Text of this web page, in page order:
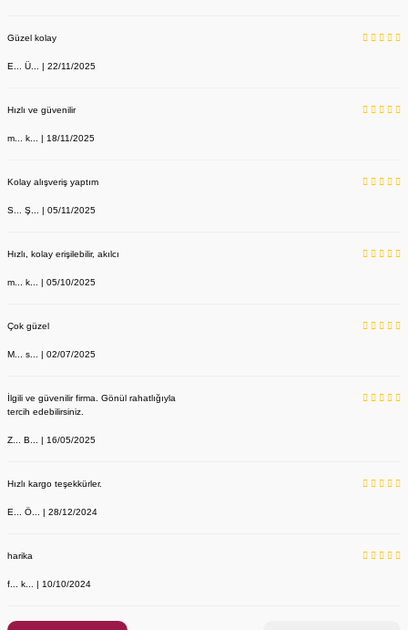
YENİ ÜRÜN
Labor Medikal Tekstil
199,00 TL
Güzel kolay
E... Ü... | 22/11/2025
Hızlı ve güvenilir
m... k... | 18/11/2025
Kolay alışveriş yaptım
S... Ş... | 05/11/2025
Hızlı, kolay erişilebilir, akılcı
m... k... | 05/10/2025
Çok güzel
M... s... | 02/07/2025
İlgili ve güvenilir firma. Gönül rahatlığıyla
tercih edebilirsiniz.
Z... B... | 16/05/2025
Hızlı kargo teşekkürler.
E... Ö... | 28/12/2024
harika
f... k... | 10/10/2024